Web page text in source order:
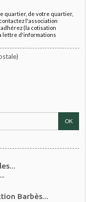
quartier, de votre quartier,
l'association
adhérez (la cotisation
lettre d'informations
Barbès...